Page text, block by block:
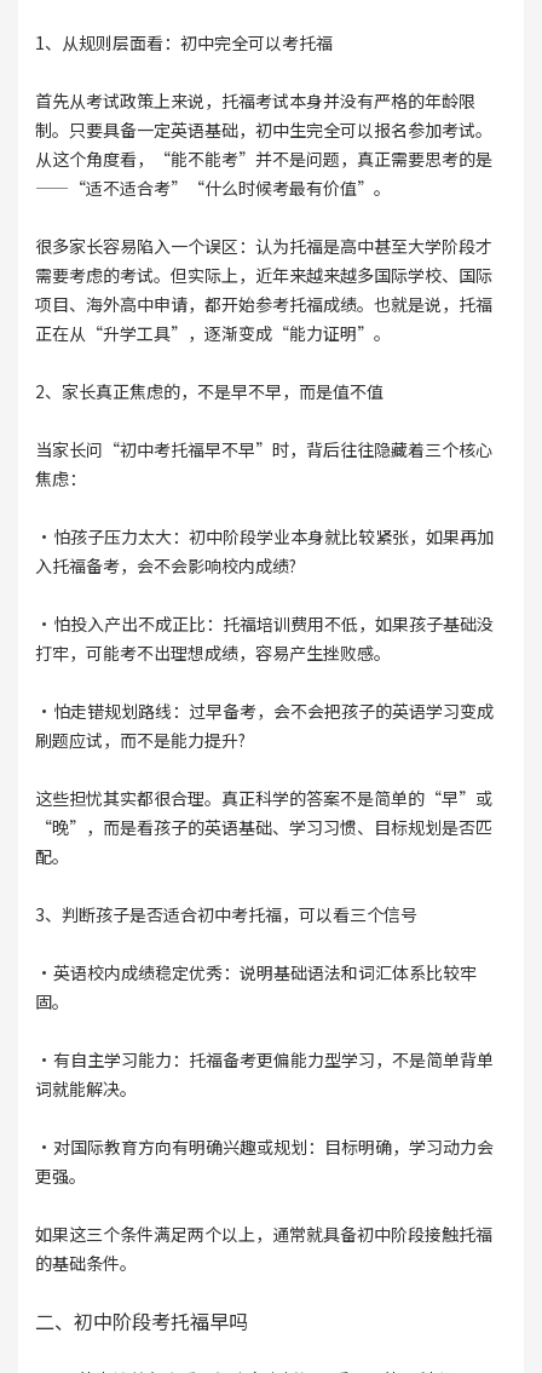
1、从规则层面看：初中完全可以考托福
首先从考试政策上来说，托福考试本身并没有严格的年龄限
制。只要具备一定英语基础，初中生完全可以报名参加考试。
从这个角度看，“能不能考”并不是问题，真正需要思考的是
——“适不适合考”“什么时候考最有价值”。
很多家长容易陷入一个误区：认为托福是高中甚至大学阶段才
需要考虑的考试。但实际上，近年来越来越多国际学校、国际
项目、海外高中申请，都开始参考托福成绩。也就是说，托福
正在从“升学工具”，逐渐变成“能力证明”。
2、家长真正焦虑的，不是早不早，而是值不值
当家长问“初中考托福早不早”时，背后往往隐藏着三个核心
焦虑：
·怕孩子压力太大：初中阶段学业本身就比较紧张，如果再加
入托福备考，会不会影响校内成绩?
·怕投入产出不成正比：托福培训费用不低，如果孩子基础没
打牢，可能考不出理想成绩，容易产生挫败感。
·怕走错规划路线：过早备考，会不会把孩子的英语学习变成
刷题应试，而不是能力提升?
这些担忧其实都很合理。真正科学的答案不是简单的“早”或
“晚”，而是看孩子的英语基础、学习习惯、目标规划是否匹
配。
3、判断孩子是否适合初中考托福，可以看三个信号
·英语校内成绩稳定优秀：说明基础语法和词汇体系比较牢
固。
·有自主学习能力：托福备考更偏能力型学习，不是简单背单
词就能解决。
·对国际教育方向有明确兴趣或规划：目标明确，学习动力会
更强。
如果这三个条件满足两个以上，通常就具备初中阶段接触托福
的基础条件。
二、初中阶段考托福早吗